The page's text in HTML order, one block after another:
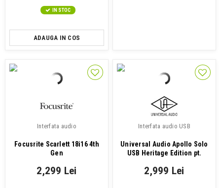
IN STOC
ADAUGA IN COS
Interfata audio
Focusrite Scarlett 18i16 4th
Gen
2,299 Lei
Interfata audio USB
Universal Audio Apollo Solo
USB Heritage Edition pt.
2,999 Lei